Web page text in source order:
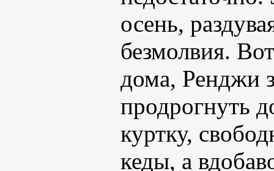
осень,
безмолвия.
дома, Ренджи
продрогнуть
куртку,
кеды, а